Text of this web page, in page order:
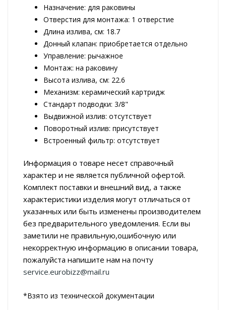
Назначение: для раковины
Отверстия для монтажа: 1 отверстие
Длина излива, см: 18.7
Донный клапан: приобретается отдельно
Управление: рычажное
Монтаж: на раковину
Высота излива, см: 22.6
Механизм: керамический картридж
Стандарт подводки: 3/8"
Выдвижной излив: отсутствует
Поворотный излив: присутствует
Встроенный фильтр: отсутствует
Информация о товаре несет справочный
характер и не является публичной офертой.
Комплект поставки и внешний вид, а также
характеристики изделия могут отличаться от
указанных или быть изменены производителем
без предварительного уведомления. Если вы
заметили не правильную,ошибочную или
некорректную информацию в описании товара,
пожалуйста напишите нам на почту
service.eurobizz@mail.ru
*Взято из технической документации